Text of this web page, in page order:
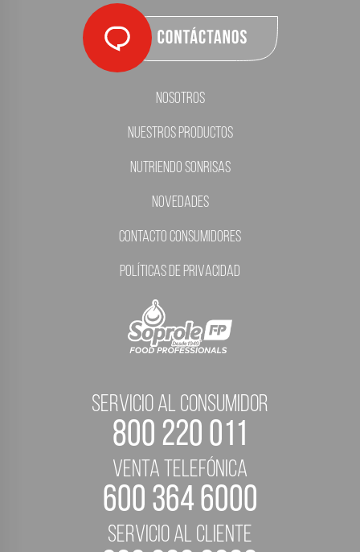
Nosotros
Nuestros Productos
Nutriendo Sonrisas
Novedades
Contacto Consumidores
Políticas de Privacidad
servicio al consumidor
800 220 011
Venta telefónica
600 364 6000
servicio al cliente